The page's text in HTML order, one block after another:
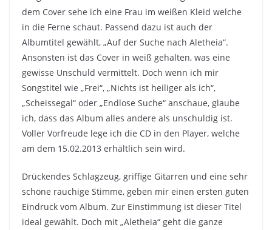
dem Cover sehe ich eine Frau im weißen Kleid welche
in die Ferne schaut. Passend dazu ist auch der
Albumtitel gewählt, „Auf der Suche nach Aletheia“.
Ansonsten ist das Cover in weiß gehalten, was eine
gewisse Unschuld vermittelt. Doch wenn ich mir
Songstitel wie „Frei“, „Nichts ist heiliger als ich“,
„Scheissegal“ oder „Endlose Suche“ anschaue, glaube
ich, dass das Album alles andere als unschuldig ist.
Voller Vorfreude lege ich die CD in den Player, welche
am dem 15.02.2013 erhältlich sein wird.
Drückendes Schlagzeug, griffige Gitarren und eine sehr
schöne rauchige Stimme, geben mir einen ersten guten
Eindruck vom Album. Zur Einstimmung ist dieser Titel
ideal gewählt. Doch mit „Aletheia“ geht die ganze